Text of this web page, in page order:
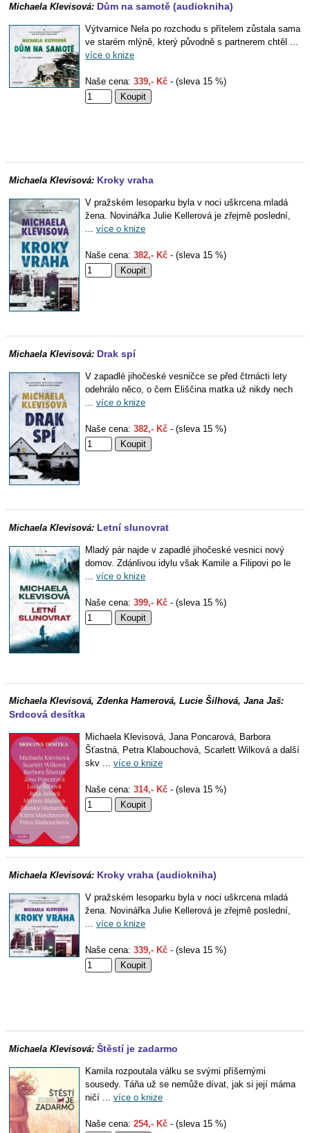
Michaela Klevisová: Dům na samotě (audiokniha)
Výtvarnice Nela po rozchodu s přítelem zůstala sama
ve starém mlýně, který původně s partnerem chtěl ...
více o knize
Naše cena: 339,- Kč - (sleva 15 %)
Michaela Klevisová: Kroky vraha
V pražském lesoparku byla v noci uškrcena mladá
žena. Novinářka Julie Kellerová je zřejmě poslední,
... více o knize
Naše cena: 382,- Kč - (sleva 15 %)
Michaela Klevisová: Drak spí
V zapadlé jihočeské vesničce se před čtrnácti lety
odehrálo něco, o čem Eliščina matka už nikdy nech
... více o knize
Naše cena: 382,- Kč - (sleva 15 %)
Michaela Klevisová: Letní slunovrat
Mladý pár najde v zapadlé jihočeské vesnici nový
domov. Zdánlivou idylu však Kamile a Filipovi po le
... více o knize
Naše cena: 399,- Kč - (sleva 15 %)
Michaela Klevisová, Zdenka Hamerová, Lucie Šilhová, Jana Jaš:
Srdcová desítka
Michaela Klevisová, Jana Poncarová, Barbora
Šťastná, Petra Klabouchová, Scarlett Wilková a další
skv ... více o knize
Naše cena: 314,- Kč - (sleva 15 %)
Michaela Klevisová: Kroky vraha (audiokniha)
V pražském lesoparku byla v noci uškrcena mladá
žena. Novinářka Julie Kellerová je zřejmě poslední,
... více o knize
Naše cena: 339,- Kč - (sleva 15 %)
Michaela Klevisová: Štěstí je zadarmo
Kamila rozpoutala válku se svými příšernými
sousedy. Táňa už se nemůže dívat, jak si její máma
ničí ... více o knize
Naše cena: 254,- Kč - (sleva 15 %)